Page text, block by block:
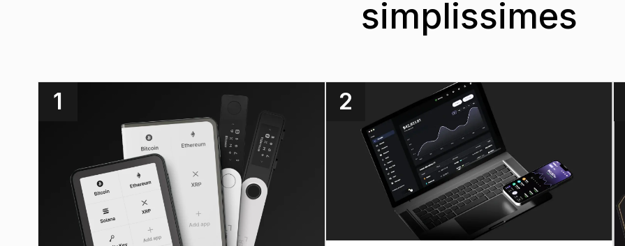
simplissimes
1 2